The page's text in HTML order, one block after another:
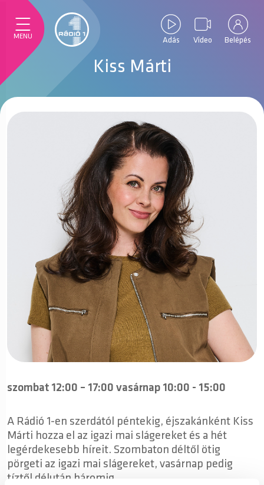
MENU Adás Video Belépés
Kiss Márti
szombat 12:00 – 17:00 vasárnap 10:00 - 15:00
A Rádió 1-en szerdától péntekig, éjszakánként Kiss
Márti hozza el az igazi mai slágereket és a hét
legérdekesebb híreit. Szombaton déltől ötig
pörgeti az igazi mai slágereket, vasárnap pedig
tíztől délután háromig.